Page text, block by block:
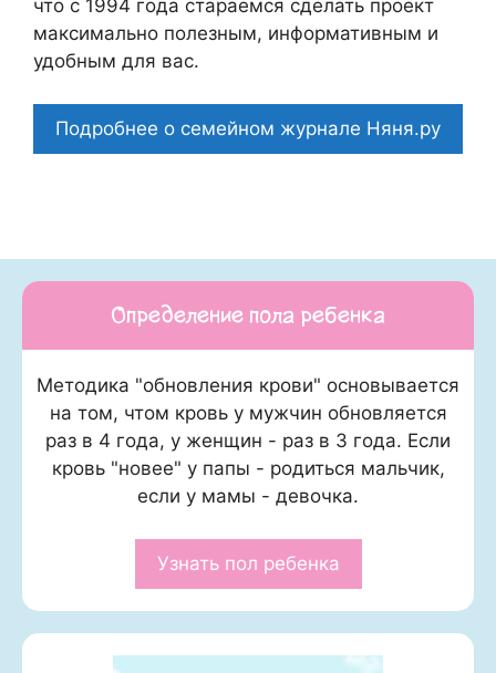
что c 1994 года стараемся сделать проект
максимально полезным, информативным и
удобным для вас.
Подробнее о семейном журнале Няня.ру
Определение пола ребенка
Методика "обновления крови" основывается
на том, чтом кровь у мужчин обновляется
раз в 4 года, у женщин - раз в 3 года. Если
кровь "новее" у папы - родиться мальчик,
если у мамы - девочка.
Узнать пол ребенка